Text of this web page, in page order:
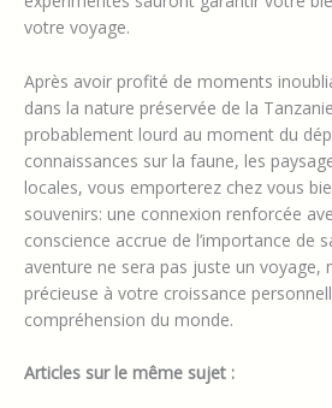
votre voyage.
Après avoir profité de moments
dans la nature préservée de la
probablement lourd au moment du
connaissances sur la faune, les
locales, vous emporterez chez vous
souvenirs: une connexion renforcée
conscience accrue de l’importance de
aventure ne sera pas juste un voyage,
précieuse à votre croissance
compréhension du monde.
Articles sur le même sujet :